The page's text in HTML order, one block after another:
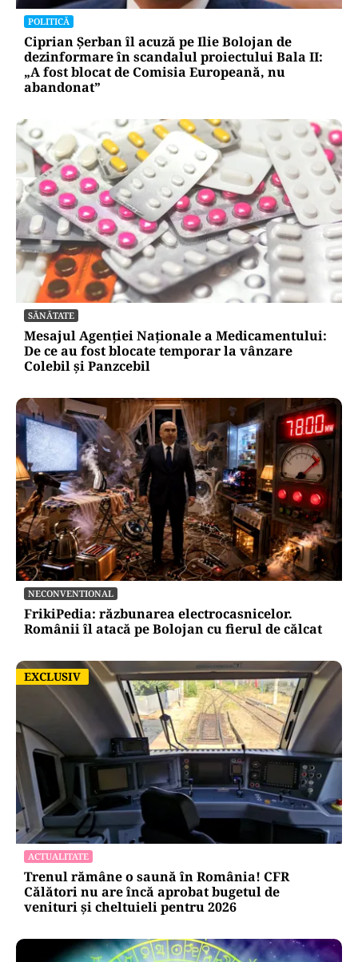
POLITICĂ
Ciprian Șerban îl acuză pe Ilie Bolojan de
dezinformare în scandalul proiectului Bala II:
„A fost blocat de Comisia Europeană, nu
abandonat”
SĂNĂTATE
Mesajul Agenției Naționale a Medicamentului:
De ce au fost blocate temporar la vânzare
Colebil și Panzcebil
NECONVENTIONAL
FrikiPedia: răzbunarea electrocasnicelor.
Românii îl atacă pe Bolojan cu fierul de călcat
EXCLUSIV
EXCLUSIV
ACTUALITATE
Trenul rămâne o saună în România! CFR
Călători nu are încă aprobat bugetul de
venituri și cheltuieli pentru 2026